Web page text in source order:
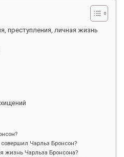
преступления, личная жизнь
Чарльз Бронсон?
жизнь Чарльза Бронсона?